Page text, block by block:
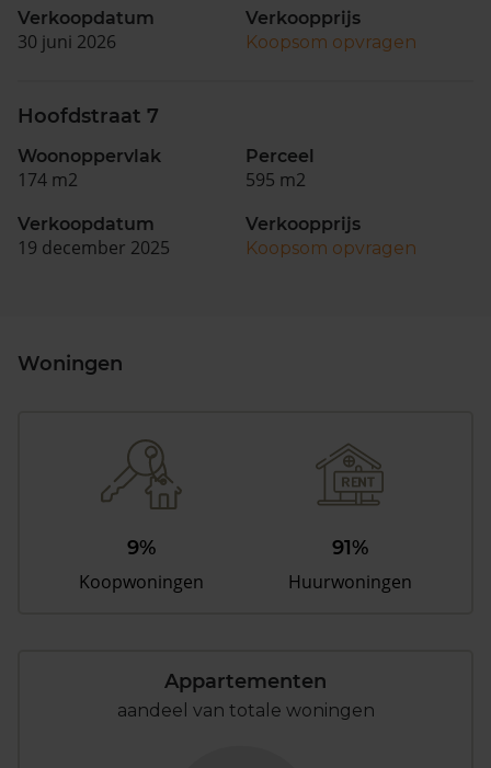
Verkoopdatum
30 juni 2026
Verkoopprijs
Koopsom opvragen
Hoofdstraat 7
Woonoppervlak
174 m2
Perceel
595 m2
Verkoopdatum
19 december 2025
Verkoopprijs
Koopsom opvragen
Woningen
9%
Koopwoningen
91%
Huurwoningen
Appartementen
aandeel van totale woningen